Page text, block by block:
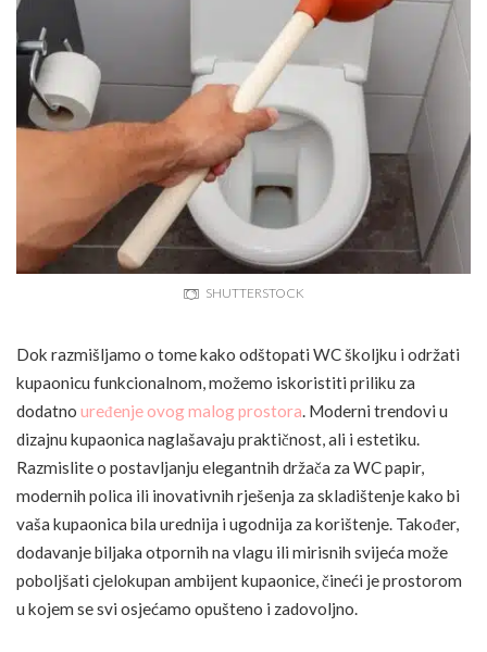
SHUTTERSTOCK
Dok razmišljamo o tome kako odštopati WC školjku i održati
kupaonicu funkcionalnom, možemo iskoristiti priliku za
dodatno uređenje ovog malog prostora. Moderni trendovi u
dizajnu kupaonica naglašavaju praktičnost, ali i estetiku.
Razmislite o postavljanju elegantnih držača za WC papir,
modernih polica ili inovativnih rješenja za skladištenje kako bi
vaša kupaonica bila urednija i ugodnija za korištenje. Također,
dodavanje biljaka otpornih na vlagu ili mirisnih svijeća može
poboljšati cjelokupan ambijent kupaonice, čineći je prostorom
u kojem se svi osjećamo opušteno i zadovoljno.